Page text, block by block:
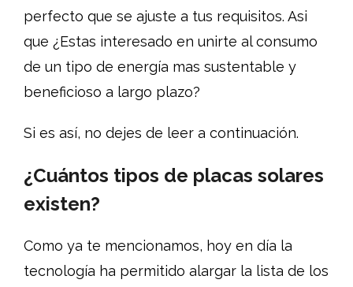
perfecto que se ajuste a tus requisitos. Asi
que ¿Estas interesado en unirte al consumo
de un tipo de energía mas sustentable y
beneficioso a largo plazo?
Si es así, no dejes de leer a continuación.
¿Cuántos tipos de placas solares
existen?
Como ya te mencionamos, hoy en día la
tecnología ha permitido alargar la lista de los